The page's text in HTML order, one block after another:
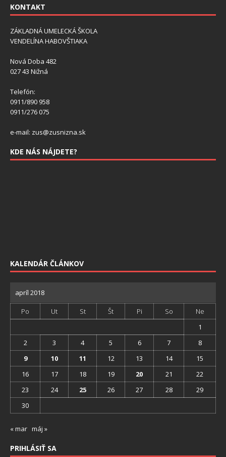
KONTAKT
ZÁKLADNÁ UMELECKÁ ŠKOLA
VENDELÍNA HABOVŠTIAKA
Nová Doba 482
027 43 Nižná
Telefón:
0911/890 958
0911/276 075
e-mail: zus@zusnizna.sk
KDE NÁS NÁJDETE?
KALENDÁR ČLÁNKOV
apríl 2018
Po Ut St Št Pi So
Ne
1
2
3 4 5 6 7
8
9
10 11 12 13 14
15
16
17 18 19 20 21
22
23
24 25 26 27 28
29
30
« mar máj »
PRIHLÁSIŤ SA